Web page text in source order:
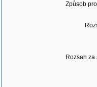
Způsob
Rozsah